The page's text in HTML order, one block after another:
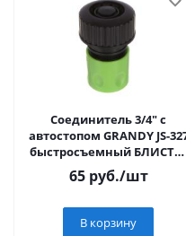
Соединитель 3/4" с
автостопом GRANDY JS-
быстросъемный БЛИСТЕР
С КЛИПСОЙ
65руб./шт
В корзину